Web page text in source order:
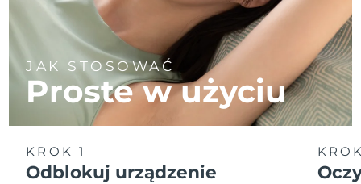
JAK STOSOWAĆ
Proste w użyciu
KROK 1
Odblokuj urządzenie